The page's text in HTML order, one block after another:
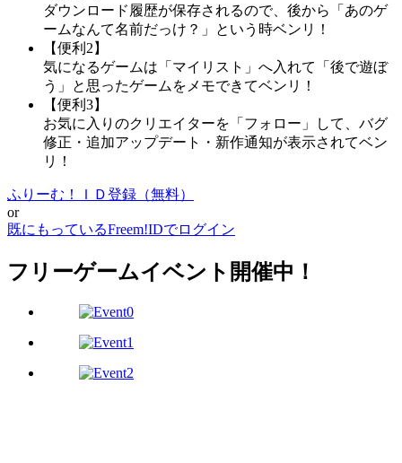
ダウンロード履歴が保存されるので、後から「あのゲ
ームなんて名前だっけ？」という時ベンリ！
【便利2】
気になるゲームは「マイリスト」へ入れて「後で遊ぼ
う」と思ったゲームをメモできてベンリ！
【便利3】
お気に入りのクリエイターを「フォロー」して、バグ
修正・追加アップデート・新作通知が表示されてベン
リ！
ふりーむ！ＩＤ登録（無料）
or
既にもっているFreem!IDでログイン
フリーゲームイベント開催中！